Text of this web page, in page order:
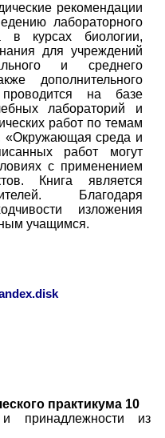
рекомендации
лабораторного
в курсах биологии,
для учреждений
и среднего
дополнительного
на базе
лабораторий и
работ по темам
«Окружающая среда и
работ могут
с применением
Книга является
Благодаря
изложения
учащимся.
практикума 10
принадлежности из